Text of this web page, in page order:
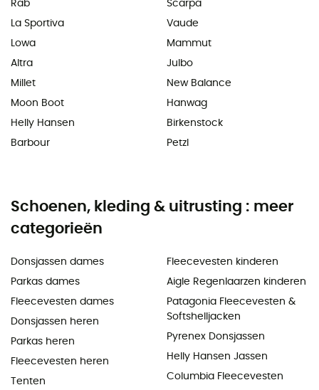
Rab
La Sportiva
Lowa
Altra
Millet
Moon Boot
Helly Hansen
Barbour
Scarpa
Vaude
Mammut
Julbo
New Balance
Hanwag
Birkenstock
Petzl
Schoenen, kleding & uitrusting : meer
categorieën
Donsjassen dames
Parkas dames
Fleecevesten dames
Donsjassen heren
Parkas heren
Fleecevesten heren
Tenten
Fleecevesten kinderen
Aigle Regenlaarzen kinderen
Patagonia Fleecevesten &
Softshelljacken
Pyrenex Donsjassen
Helly Hansen Jassen
Columbia Fleecevesten